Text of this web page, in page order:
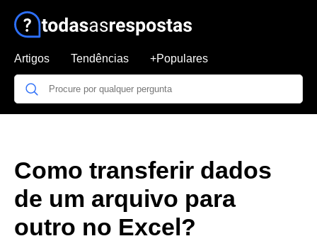
Artigos Tendências +Populares
Como transferir dados
de um arquivo para
outro no Excel?